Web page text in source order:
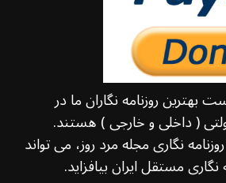
روزنامه نگاران ما در
( داخلی و خارجی ) هستند.
نگاری مجله مرد روز، می تواند
مستقل ایران بیافزاید.